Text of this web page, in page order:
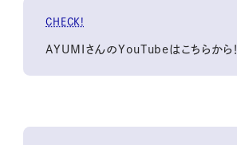
CHECK!
AYUMIさんのYouTubeはこちらから！